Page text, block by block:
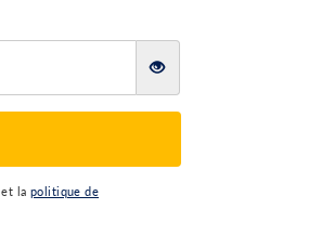
et lapolitique de